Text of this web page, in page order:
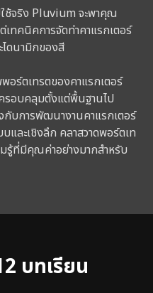
ช้จริง Pluvium จะพาคุณ
ทคนิคการจัดท่าคาแรกเตอร์
ไดนามิกของสี
อร์ตเทรตของคาแรกเตอร์
อบคลุมตั้งแต่พื้นฐานไป
บการพัฒนางานคาแรกเตอร์
และเชิงลึก คลาสวาดพอร์ตเท
รู้ที่มีคุณค่าอย่างมากสำหรับ
บทเรียน